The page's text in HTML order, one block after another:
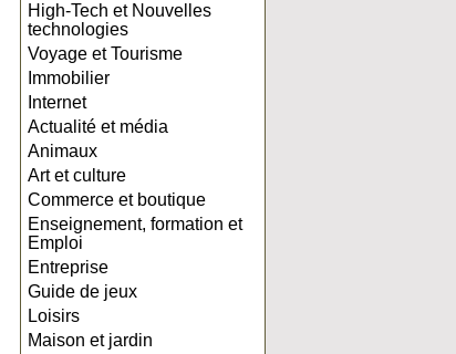
High-Tech et Nouvelles
technologies
Voyage et Tourisme
Immobilier
Internet
Actualité et média
Animaux
Art et culture
Commerce et boutique
Enseignement, formation et
Emploi
Entreprise
Guide de jeux
Loisirs
Maison et jardin